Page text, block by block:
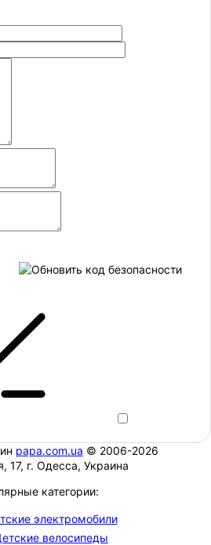
papa.com.ua © 2006-2026
17, г. Одесса, Украина
категории:
электромобили
велосипеды